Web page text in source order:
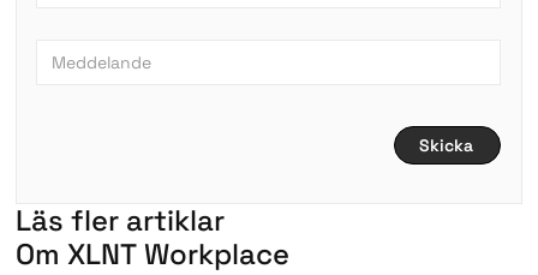
Läs fler artiklar
Om XLNT Workplace